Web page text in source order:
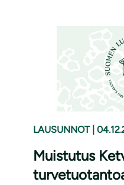
LAUSUNNOT
Muistutus